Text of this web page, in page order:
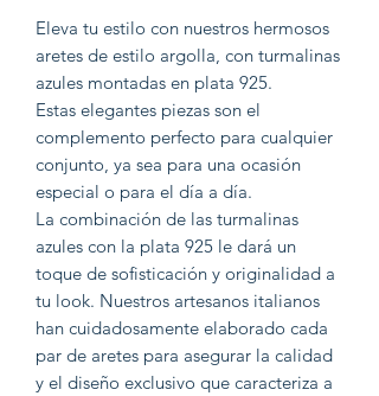
Eleva tu estilo con nuestros hermosos
aretes de estilo argolla, con turmalinas
azules montadas en plata 925.
Estas elegantes piezas son el
complemento perfecto para cualquier
conjunto, ya sea para una ocasión
especial o para el día a día.
La combinación de las turmalinas
azules con la plata 925 le dará un
toque de sofisticación y originalidad a
tu look. Nuestros artesanos italianos
han cuidadosamente elaborado cada
par de aretes para asegurar la calidad
y el diseño exclusivo que caracteriza a